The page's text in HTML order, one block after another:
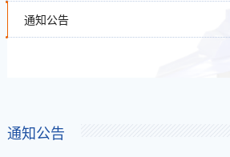
通知公告
通知公告